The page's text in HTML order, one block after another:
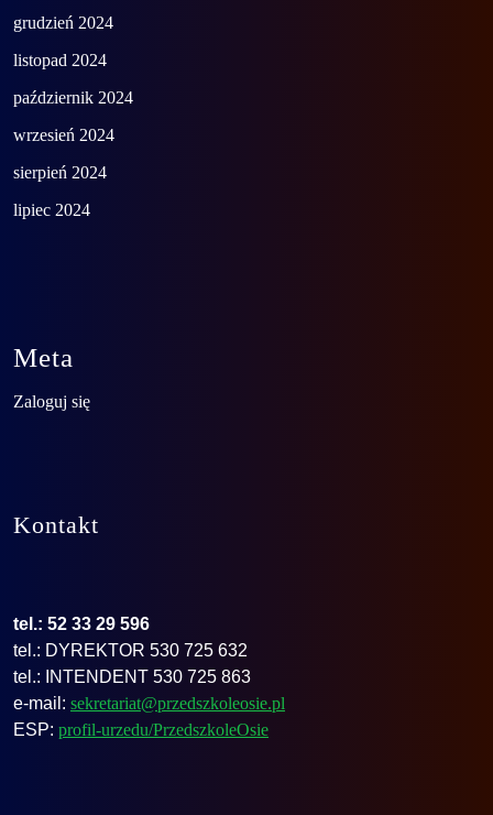
grudzień 2024
listopad 2024
październik 2024
wrzesień 2024
sierpień 2024
lipiec 2024
Meta
Zaloguj się
Kontakt
tel.: 52 33 29 596
tel.: DYREKTOR 530 725 632
tel.: INTENDENT 530 725 863
e-mail: sekretariat@przedszkoleosie.pl
ESP: profil-urzedu/PrzedszkoleOsie